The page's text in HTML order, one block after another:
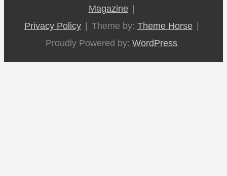
Magazine
Privacy Policy
Theme by: Theme Horse
Proudly Powered by: WordPress